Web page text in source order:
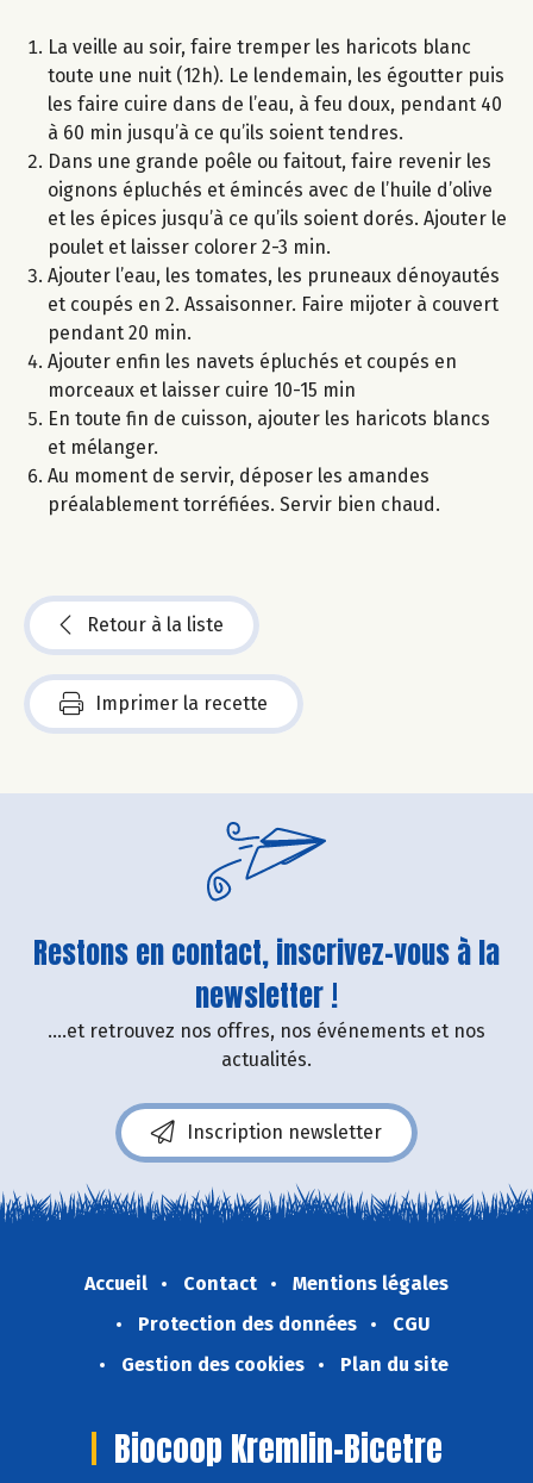
La veille au soir, faire tremper les haricots blanc
toute une nuit (12h). Le lendemain, les égoutter puis
les faire cuire dans de l’eau, à feu doux, pendant 40
à 60 min jusqu’à ce qu’ils soient tendres.
Dans une grande poêle ou faitout, faire revenir les
oignons épluchés et émincés avec de l’huile d’olive
et les épices jusqu’à ce qu’ils soient dorés. Ajouter le
poulet et laisser colorer 2-3 min.
Ajouter l’eau, les tomates, les pruneaux dénoyautés
et coupés en 2. Assaisonner. Faire mijoter à couvert
pendant 20 min.
Ajouter enfin les navets épluchés et coupés en
morceaux et laisser cuire 10-15 min
En toute fin de cuisson, ajouter les haricots blancs
et mélanger.
Au moment de servir, déposer les amandes
préalablement torréfiées. Servir bien chaud.
Retour à la liste
Imprimer la recette
Restons en contact, inscrivez-vous à la
newsletter !
....et retrouvez nos offres, nos événements et nos
actualités.
Inscription newsletter
Accueil Contact
Mentions légales
Protection des données
CGU
Gestion des cookies
Plan du site
Biocoop Kremlin-Bicetre